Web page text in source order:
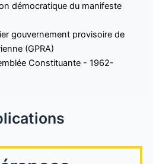
démocratique du manifeste
gouvernement provisoire de
(GPRA)
Constituante - 1962-